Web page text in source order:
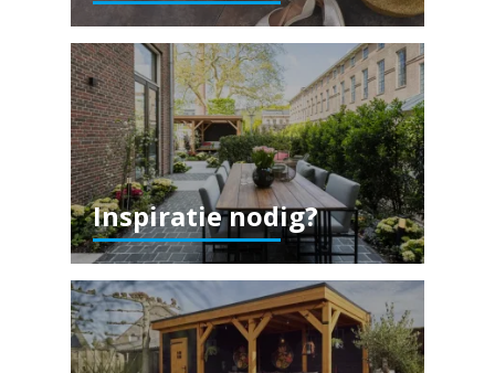
Inspiratie nodig?